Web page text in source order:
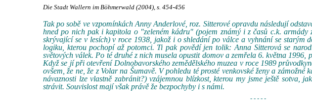
Die Stadt Wallern im Böhmerwald (2004), s. 454-456
Tak po sobě ve vzpomínkách Anny Anderlové, roz. Sitterové opravdu následují
hned po nich pak i kapitola o "zeleném kádru" (pojem známý i z časů c.k. armády
skrývající se v lesích) v roce 1938, jakož i o shledání po válce a vyhnání se starým
logiku, kterou pochopí až potomci. Ti pak povědí jen tolik: Anna Sitterová se
světových válek. Po té druhé z nich musela opustit domov a zemřela 6. května 1996,
Když se jí při otevření Dolnobavorského zemědělského muzea v roce 1989
ovšem, že ne, že z Volar na Šumavě. V pohledu té prosté venkovské ženy a
návaznosti lze vlastně zabránit?) vzájemnou blízkost, kterou my jsme ještě sotva,
strávit. Souvislost mají však právě že bezpochyby i s námi.
- - - - -